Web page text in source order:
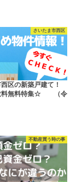
さいたま市西区
西区の新築戸建て！
料無料特集☆ （令
不動産買う時の事